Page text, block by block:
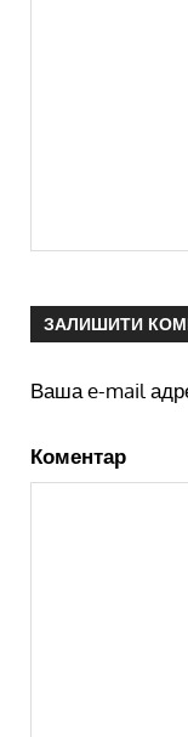
ЗАЛИШИТИ
Ваша e-mail
Коментар